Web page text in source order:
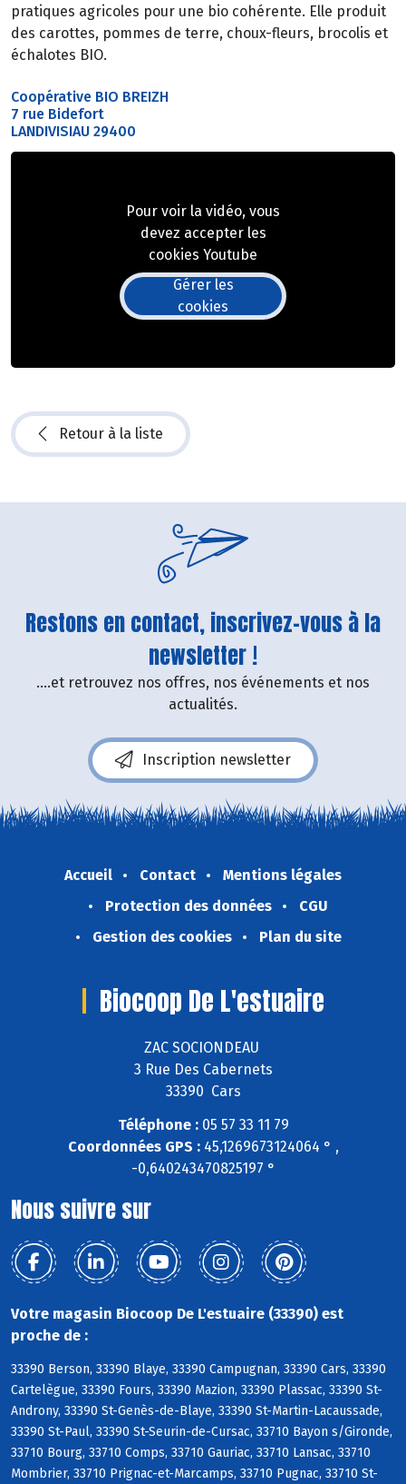
pratiques agricoles pour une bio cohérente. Elle produit
des carottes, pommes de terre, choux-fleurs, brocolis et
échalotes BIO.
Coopérative BIO BREIZH
7 rue Bidefort
LANDIVISIAU 29400
Pour voir la vidéo, vous
devez accepter les
cookies Youtube
Gérer les
cookies
Retour à la liste
Restons en contact, inscrivez-vous à la
newsletter !
....et retrouvez nos offres, nos événements et nos
actualités.
Inscription newsletter
Accueil Contact
Mentions légales
Protection des données
CGU
Gestion des cookies
Plan du site
Biocoop De L'estuaire
ZAC SOCIONDEAU
3 Rue Des Cabernets
33390 Cars
Téléphone :05 57 33 11 79
Coordonnées GPS :45,1269673124064 ° ,
-0,640243470825197 °
Nous suivre sur
Votre magasin Biocoop De L'estuaire (33390) est
proche de :
33390 Berson, 33390 Blaye, 33390 Campugnan, 33390 Cars, 33390
Cartelègue, 33390 Fours, 33390 Mazion, 33390 Plassac, 33390 St-
Androny, 33390 St-Genès-de-Blaye, 33390 St-Martin-Lacaussade,
33390 St-Paul, 33390 St-Seurin-de-Cursac, 33710 Bayon s/Gironde,
33710 Bourg, 33710 Comps, 33710 Gauriac, 33710 Lansac, 33710
Mombrier, 33710 Prignac-et-Marcamps, 33710 Pugnac, 33710 St-